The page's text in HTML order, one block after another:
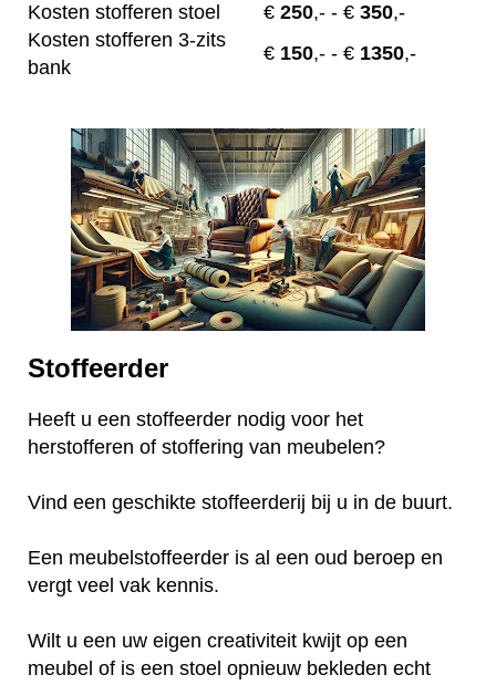
Kosten stofferen stoel
€ 250,- - € 350,-
Kosten stofferen 3-zits
bank
€ 150,- - € 1350,-
Stoffeerder
Heeft u een stoffeerder nodig voor het
herstofferen of stoffering van meubelen?
Vind een geschikte stoffeerderij bij u in de buurt.
Een meubelstoffeerder is al een oud beroep en
vergt veel vak kennis.
Wilt u een uw eigen creativiteit kwijt op een
meubel of is een stoel opnieuw bekleden echt